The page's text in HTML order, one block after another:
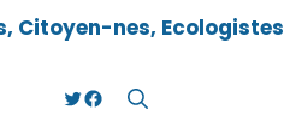
Citoyen-nes, Ecologistes
TwitterFacebook